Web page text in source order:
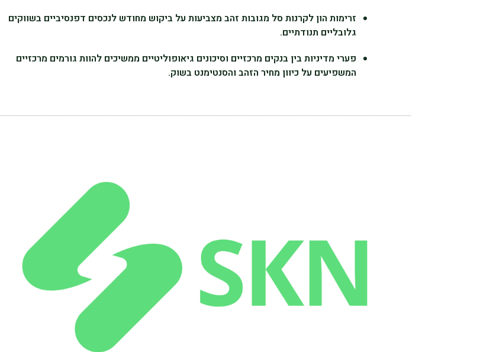
זרימות הון לקרנות סל מגובות זהב מצביעות על ביקוש מחודש לנכסים דפנסיביים בשווקים
גלובליים תנודתיים.
פערי מדיניות בין בנקים מרכזיים וסיכונים גיאופוליטיים ממשיכים להוות גורמים מרכזיים
המשפיעים על כיוון מחיר הזהב והסנטימנט בשוק.